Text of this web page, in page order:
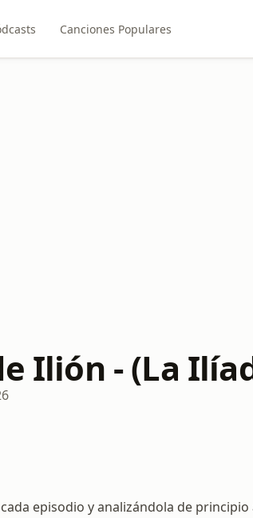
Canciones Populares
Ilión - (La
episodio y analizándola de principio